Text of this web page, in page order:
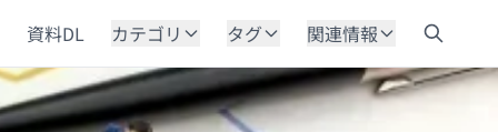
資料DL カテゴリ タグ 関連情報